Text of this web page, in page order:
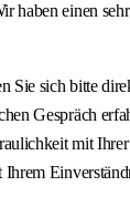
haben einen
Sie sich bitte
Gespräch
mit
Ihrem